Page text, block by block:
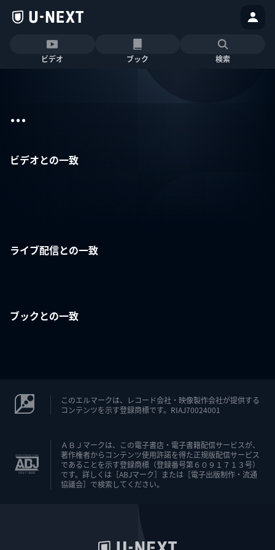
ビデオ ブック 検索
...
ビデオとの一致
ライブ配信との一致
ブックとの一致
このエルマークは、レコード会社・映像製作会社が提供する
コンテンツを示す登録商標です。RIAJ70024001
ＡＢＪマークは、この電子書店・電子書籍配信サービスが、
著作権者からコンテンツ使用許諾を得た正規版配信サービス
であることを示す登録商標（登録番号第６０９１７１３号）
です。詳しくは［ABJマーク］または［電子出版制作・流通
協議会］で検索してください。